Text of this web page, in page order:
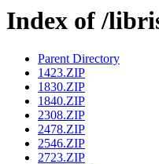
Index of /
Parent Directory
1423.ZIP
1830.ZIP
1840.ZIP
2308.ZIP
2478.ZIP
2546.ZIP
2723.ZIP